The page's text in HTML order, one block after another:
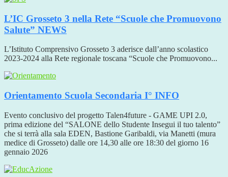
L’IC Grosseto 3 nella Rete “Scuole che Promuovono
Salute” NEWS
L’Istituto Comprensivo Grosseto 3 aderisce dall’anno scolastico
2023-2024 alla Rete regionale toscana “Scuole che Promuovono...
Orientamento Scuola Secondaria I° INFO
Evento conclusivo del progetto Talen4future - GAME UPI 2.0,
prima edizione del “SALONE dello Studente Insegui il tuo talento”
che si terrà alla sala EDEN, Bastione Garibaldi, via Manetti (mura
medice di Grosseto) dalle ore 14,30 alle ore 18:30 del giorno 16
gennaio 2026